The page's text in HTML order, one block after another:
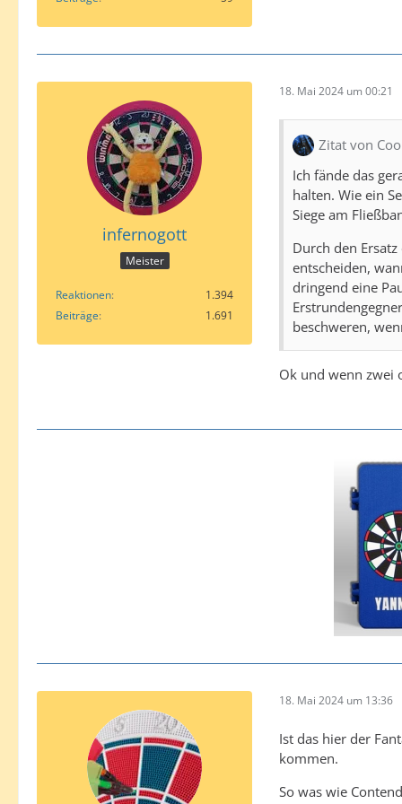
infernogott
Meister
Reaktionen
1.394
Beiträge
1.691
18. Mai 2024 um 00:21
Zitat von
Ich fände das
halten. Wie ein
Siege am
Durch den
entscheiden,
dringend eine
beschweren,
Ok und wenn zwei
18. Mai 2024 um 13:36
Ist das hier der
kommen.
So was wie